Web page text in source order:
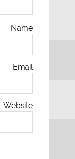
Name
Email
Website